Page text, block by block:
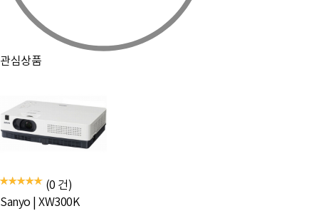
관심상품
(0 건)
Sanyo
XW300K